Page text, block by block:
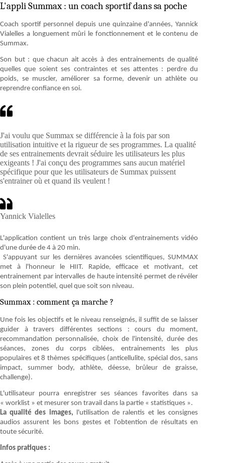
L'appli Summax : un coach sportif dans sa poche
Coach sportif personnel depuis une quinzaine d'années, Yannick
Vialelles a longuement mûri le fonctionnement et le contenu de
Summax.
Son but : que chacun ait accès à des entrainements de qualité
quelles que soient ses contraintes et ses attentes : perdre du
poids, se muscler, améliorer sa forme, devenir un athlète ou
reprendre confiance en soi.
J'ai voulu que Summax se différencie à la fois par son
utilisation intuitive et la rigueur de ses programmes. La qualité
de ses entrainements devrait séduire les utilisateurs les plus
exigeants ! J'ai conçu des programmes sans aucun matériel
spécifique pour que les utilisateurs de Summax puissent
s'entrainer où et quand ils veulent !
Yannick Vialelles
L'application contient un très large choix d'entrainements vidéo
d'une durée de 4 à 20 min.
S'appuyant sur les dernières avancées scientifiques, SUMMAX
met à l'honneur le HIIT. Rapide, efficace et motivant, cet
entrainement par intervalles de haute intensité permet de révéler
son plein potentiel, quel que soit son niveau.
Summax : comment ça marche ?
Une fois les objectifs et le niveau renseignés, il suffit de se laisser
guider à travers différentes sections : cours du moment,
recommandation personnalisée, choix de l'intensité, durée des
séances, zones du corps ciblées, entrainements les plus
populaires et 8 thèmes spécifiques (anticellulite, spécial dos, sans
impact, summer body, athlète, déesse, brûleur de graisse,
challenge).
L'utilisateur pourra enregistrer ses séances favorites dans sa
« worklist » et mesurer son travail dans la partie « statistiques ».
La qualité des images, l'utilisation de ralentis et les consignes
audios assurent les bons gestes et l'obtention de résultats en
toute sécurité.
Infos pratiques :